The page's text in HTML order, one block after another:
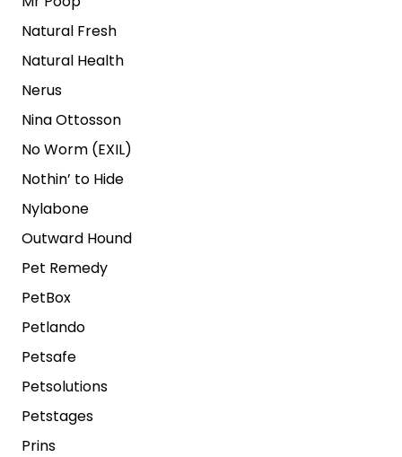
Natural Fresh
Natural Health
Nerus
Nina Ottosson
No Worm (EXIL)
Nothin’ to Hide
Nylabone
Outward Hound
Pet Remedy
PetBox
Petlando
Petsafe
Petsolutions
Petstages
Prins